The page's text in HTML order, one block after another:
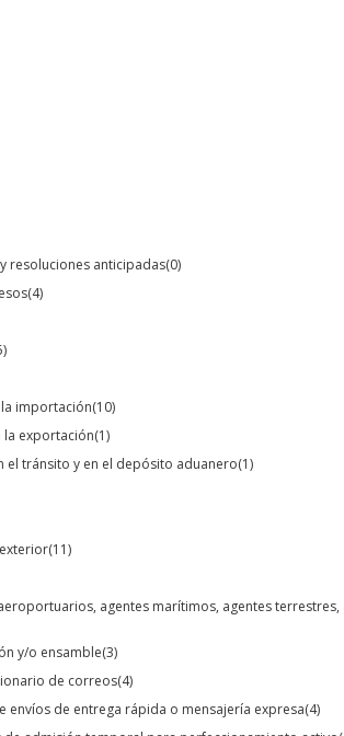
resoluciones anticipadas(0)
(4)
importación(10)
la exportación(1)
el tránsito y en el depósito aduanero(1)
(11)
agentes marítimos, agentes
y/o ensamble(3)
de correos(4)
envíos de entrega rápida o mensajería expresa(4)